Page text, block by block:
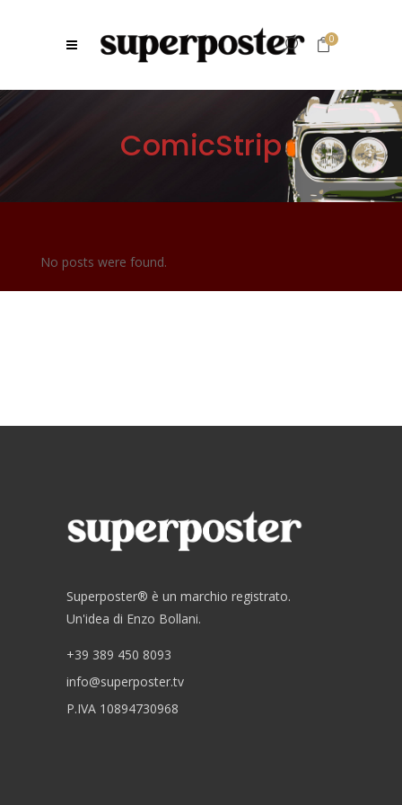
0
ComicStrip
No posts were found.
Superposter® è un marchio registrato.
Un'idea di Enzo Bollani.
+39 389 450 8093
info@superposter.tv
P.IVA 10894730968